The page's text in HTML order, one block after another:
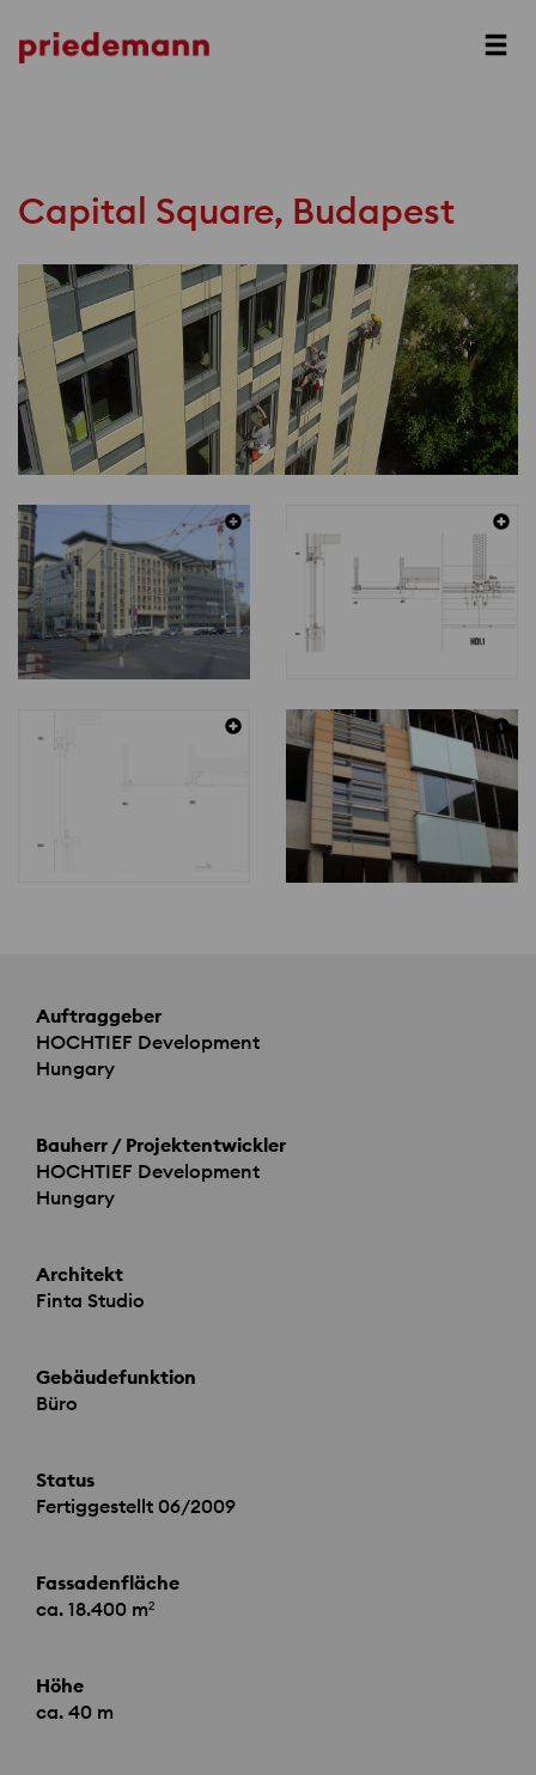
Capital Square, Budapest
Auftraggeber
HOCHTIEF Development
Hungary
Bauherr / Projektentwickler
HOCHTIEF Development
Hungary
Architekt
Finta Studio
Gebäudefunktion
Büro
Status
Fertiggestellt 06/2009
Fassadenfläche
ca. 18.400 m²
Höhe
ca. 40 m